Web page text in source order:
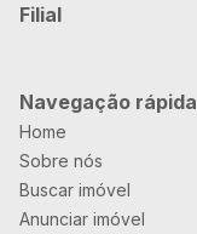
Filial
Navegação rápida
Home
Sobre nós
Buscar imóvel
Anunciar imóvel